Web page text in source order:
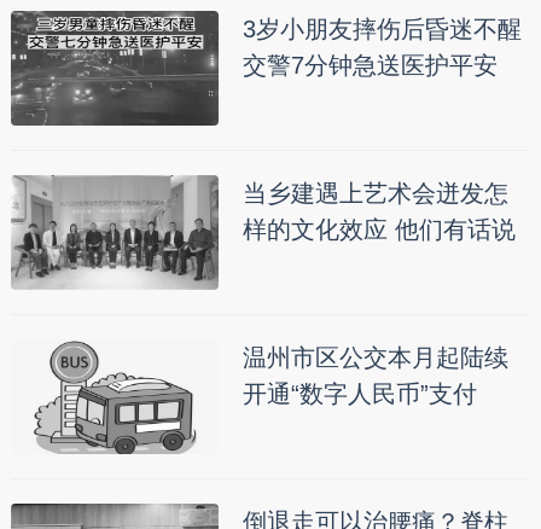
3岁小朋友摔伤后昏迷不醒
交警7分钟急送医护平安
当乡建遇上艺术会迸发怎
样的文化效应 他们有话说
温州市区公交本月起陆续
开通“数字人民币”支付
倒退走可以治腰痛？脊柱